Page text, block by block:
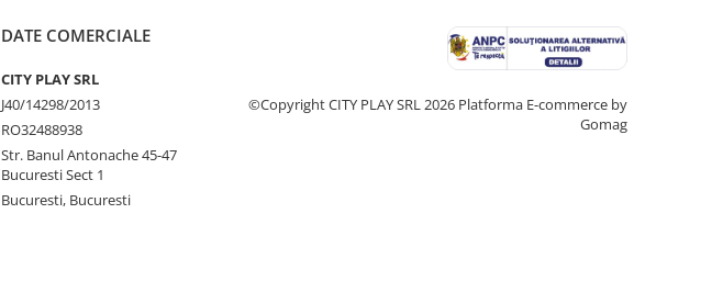
DATE COMERCIALE
CITY PLAY SRL
J40/14298/2013
RO32488938
Str. Banul Antonache 45-47
Bucuresti Sect 1
Bucuresti, Bucuresti
©Copyright CITY PLAY SRL 2026 Platforma E-commerce by
Gomag